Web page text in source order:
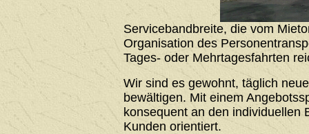
Servicebandbreite, die vom
Organisation des
Tages- oder Mehrtagesfahrten
Wir sind es gewohnt, täglich
bewältigen. Mit einem
konsequent an den individuellen
Kunden orientiert.